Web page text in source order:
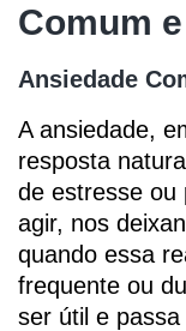
Comum
Ansiedade
A ansiedade,
resposta
de estresse ou
agir, nos
quando essa
frequente ou
ser útil e